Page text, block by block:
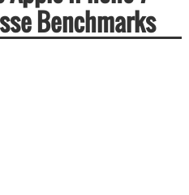
Benchmarks